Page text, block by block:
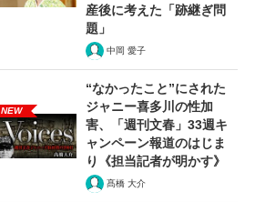
産後に考えた「跡継ぎ問
題」
中岡 愛子
NEW
“なかったこと”にされた
ジャニー喜多川の性加
害、「週刊文春」33週キ
ャンペーン報道のはじま
り《担当記者が明かす》
髙橋 大介